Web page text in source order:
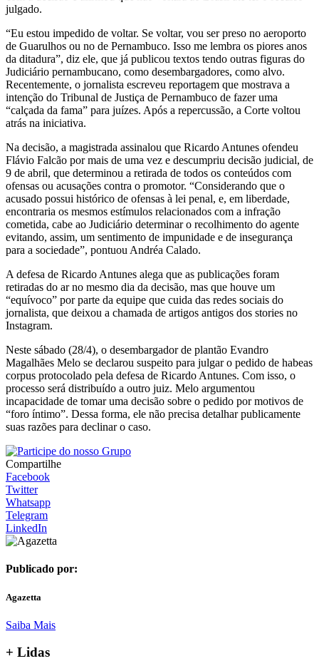
julgado.
“Eu estou impedido de voltar. Se voltar, vou ser preso no aeroporto
de Guarulhos ou no de Pernambuco. Isso me lembra os piores anos
da ditadura”, diz ele, que já publicou textos tendo outras figuras do
Judiciário pernambucano, como desembargadores, como alvo.
Recentemente, o jornalista escreveu reportagem que mostrava a
intenção do Tribunal de Justiça de Pernambuco de fazer uma
“calçada da fama” para juízes. Após a repercussão, a Corte voltou
atrás na iniciativa.
Na decisão, a magistrada assinalou que Ricardo Antunes ofendeu
Flávio Falcão por mais de uma vez e descumpriu decisão judicial, de
9 de abril, que determinou a retirada de todos os conteúdos com
ofensas ou acusações contra o promotor. “Considerando que o
acusado possui histórico de ofensas à lei penal, e, em liberdade,
encontraria os mesmos estímulos relacionados com a infração
cometida, cabe ao Judiciário determinar o recolhimento do agente
evitando, assim, um sentimento de impunidade e de insegurança
para a sociedade”, pontuou Andréa Calado.
A defesa de Ricardo Antunes alega que as publicações foram
retiradas do ar no mesmo dia da decisão, mas que houve um
“equívoco” por parte da equipe que cuida das redes sociais do
jornalista, que deixou a chamada de artigos antigos dos stories no
Instagram.
Neste sábado (28/4), o desembargador de plantão Evandro
Magalhães Melo se declarou suspeito para julgar o pedido de habeas
corpus protocolado pela defesa de Ricardo Antunes. Com isso, o
processo será distribuído a outro juiz. Melo argumentou
incapacidade de tomar uma decisão sobre o pedido por motivos de
“foro íntimo”. Dessa forma, ele não precisa detalhar publicamente
suas razões para declinar o caso.
Compartilhe
Facebook
Twitter
Whatsapp
Telegram
LinkedIn
Publicado por:
Agazetta
Saiba Mais
+ Lidas